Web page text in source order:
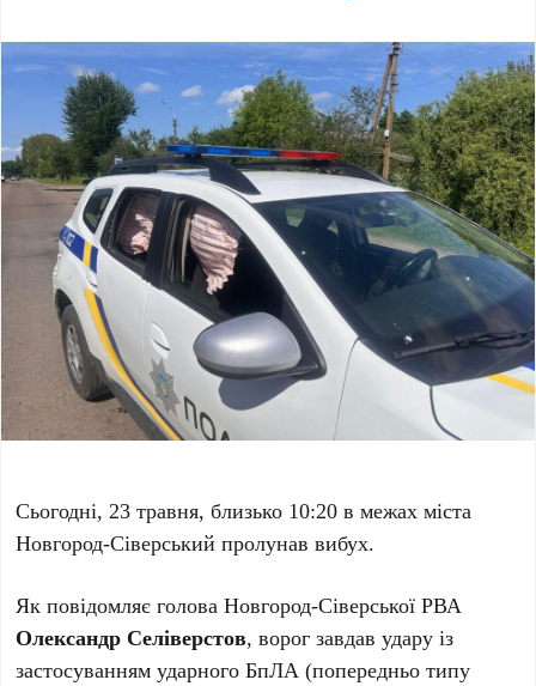
Сьогодні, 23 травня, близько 10:20 в межах міста
Новгород-Сіверський пролунав вибух.
Як повідомляє голова Новгород-Сіверської РВА
Олександр Селіверстов, ворог завдав удару із
застосуванням ударного БпЛА (попередньо типу